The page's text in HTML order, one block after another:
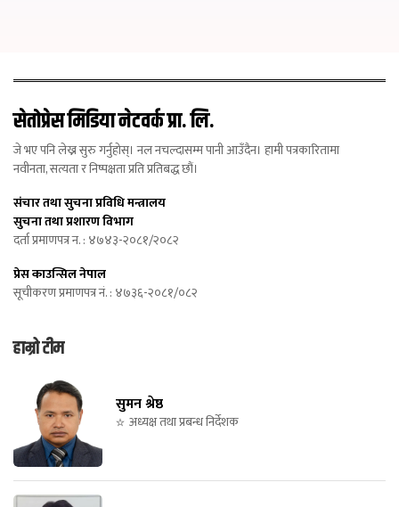
सेतोप्रेस मिडिया नेटवर्क प्रा. लि.
जे भए पनि लेख्न सुरु गर्नुहोस्। नल नचल्दासम्म पानी आउँदैन। हामी पत्रकारितामा
नवीनता, सत्यता र निष्पक्षता प्रति प्रतिबद्ध छौं।
संचार तथा सुचना प्रविधि मन्त्रालय
सुचना तथा प्रशारण विभाग
दर्ता प्रमाणपत्र न. : ४७४३-२०८१/२०८२
प्रेस काउन्सिल नेपाल
सूचीकरण प्रमाणपत्र नं. : ४७३६-२०८१/०८२
हाम्रो टीम
सुमन श्रेष्ठ
अध्यक्ष तथा प्रबन्ध निर्देशक